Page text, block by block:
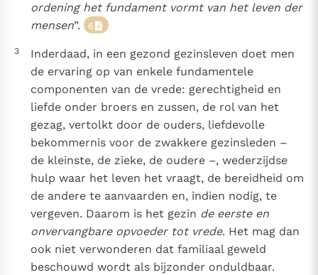
ordening het fundament vormt van het leven der
mensen”. 6
3
Inderdaad, in een gezond gezinsleven doet men
de ervaring op van enkele fundamentele
componenten van de vrede: gerechtigheid en
liefde onder broers en zussen, de rol van het
gezag, vertolkt door de ouders, liefdevolle
bekommernis voor de zwakkere gezinsleden –
de kleinste, de zieke, de oudere –, wederzijdse
hulp waar het leven het vraagt, de bereidheid om
de andere te aanvaarden en, indien nodig, te
vergeven. Daarom is het gezin de eerste en
onvervangbare opvoeder tot vrede. Het mag dan
ook niet verwonderen dat familiaal geweld
beschouwd wordt als bijzonder onduldbaar.